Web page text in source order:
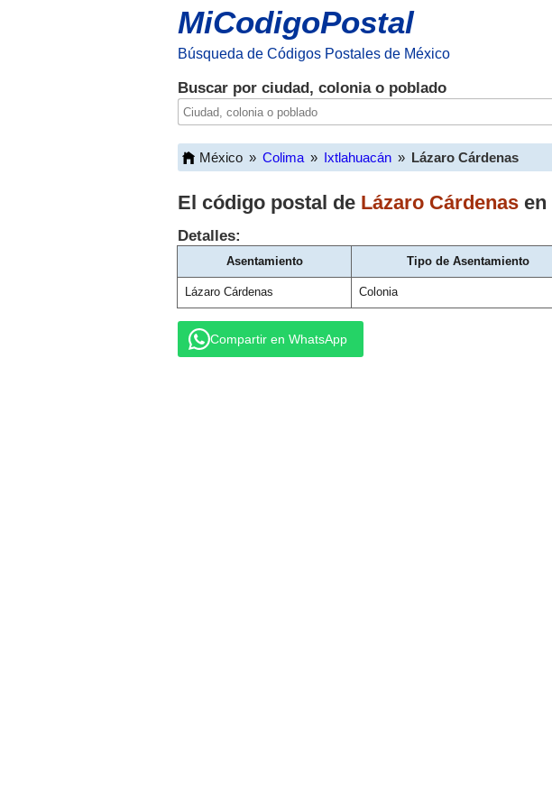
MiCodigoPostal
Búsqueda de Códigos Postales de México
Buscar por ciudad, colonia o poblado
México » Colima » Ixtlahuacán » Lázaro Cárdenas
El código postal de Lázaro Cárdenas en
Detalles:
Asentamiento Tipo de Asentamiento
Lázaro Cárdenas Colonia
Compartir en WhatsApp